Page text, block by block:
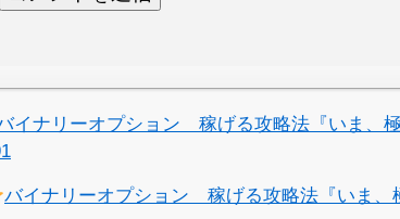
イナリーオプション 稼げる攻略法『いま、
バイナリーオプション 稼げる攻略法『いま、